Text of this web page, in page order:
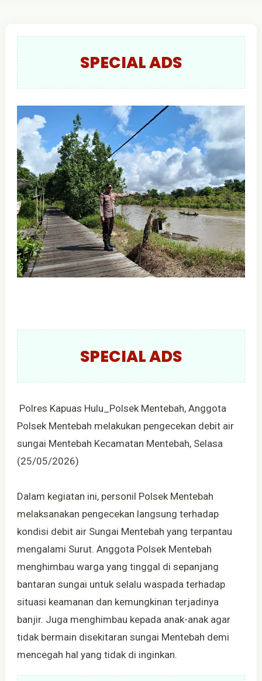
SPECIAL ADS
SPECIAL ADS
Polres Kapuas Hulu_Polsek Mentebah, Anggota
Polsek Mentebah melakukan pengecekan debit air
sungai Mentebah Kecamatan Mentebah, Selasa
(25/05/2026)
Dalam kegiatan ini, personil Polsek Mentebah
melaksanakan pengecekan langsung terhadap
kondisi debit air Sungai Mentebah yang terpantau
mengalami Surut. Anggota Polsek Mentebah
menghimbau warga yang tinggal di sepanjang
bantaran sungai untuk selalu waspada terhadap
situasi keamanan dan kemungkinan terjadinya
banjir. Juga menghimbau kepada anak-anak agar
tidak bermain disekitaran sungai Mentebah demi
mencegah hal yang tidak di inginkan.